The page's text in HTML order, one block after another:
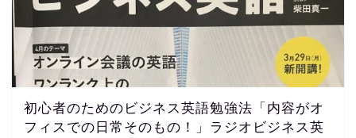
初心者のためのビジネス英語勉強法「内容がオ
フィスでの日常そのもの！」ラジオビジネス英